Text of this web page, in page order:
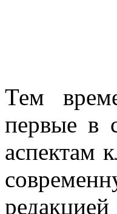
Тем
первые в
аспектам